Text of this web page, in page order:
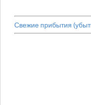
Свежие прибытия